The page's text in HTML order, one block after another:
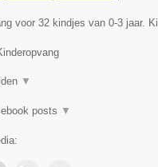
voor 32 kindjes van 0-3 jaar.
▼
posts ▼